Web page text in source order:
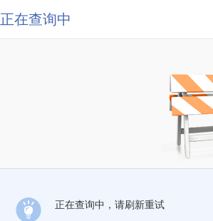
正在查询中
正在查询中，请刷新重试